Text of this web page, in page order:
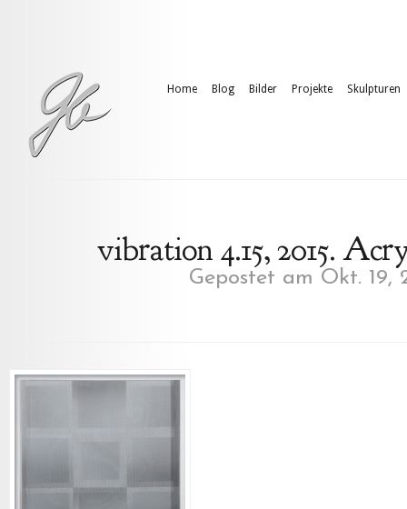
Home Blog Bilder Projekte Skulpturen
vibration 4.15, 2015.
Gepostet am Okt. 19,